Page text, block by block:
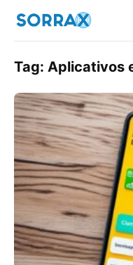
Tag: Aplicativos